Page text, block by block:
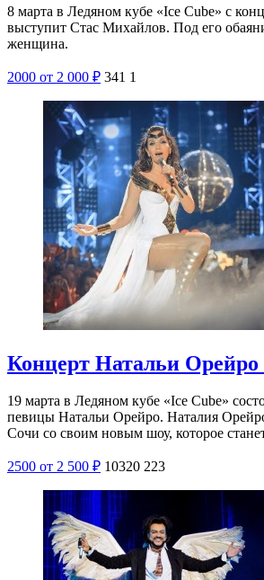
8 марта в Ледяном кубе «Ice Cube» с
выступит Стас Михайлов. Под его
женщина.
2000 от 2 000 ₽ 341 1
Концерт Натальи Орейро
19 марта в Ледяном кубе «Ice Cube»
певицы Натальи Орейро. Наталия
Сочи со своим новым шоу, которое
2500 от 2 500 ₽ 10320 223